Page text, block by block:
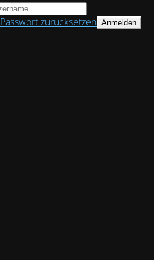
Passwort zurücksetzen